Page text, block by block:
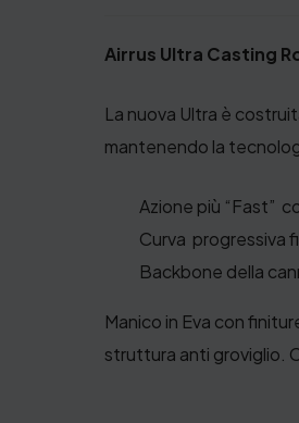
Airrus Ultra Casting
La nuova Ultra è
mantenendo la
Azione più “Fast”
Curva progressiva
Backbone della
Manico in Eva con
struttura anti groviglio.